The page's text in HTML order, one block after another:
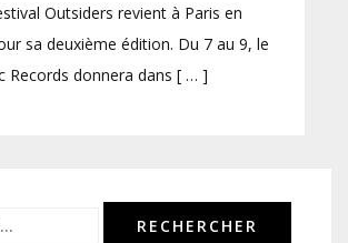
Outsiders revient à Paris en
sa deuxième édition. Du 7 au 9, le
Records donnera dans [ … ]